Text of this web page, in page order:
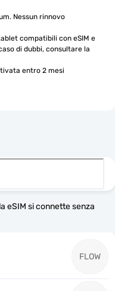
Nessun rinnovo
compatibili con eSIM e
di dubbi, consultare la
entro 2 mesi
eSIM si connette senza
FLOW